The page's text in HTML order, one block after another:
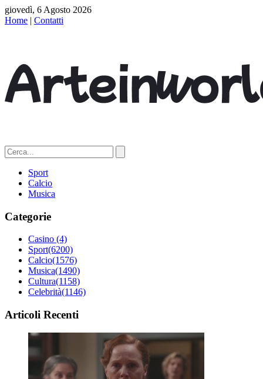
giovedì, 6 Agosto 2026
Home | Contatti
Sport
Calcio
Musica
Categorie
Casino (4)
Sport(6200)
Calcio(1576)
Musica(1490)
Cultura(1158)
Celebrità(1146)
Articoli Recenti